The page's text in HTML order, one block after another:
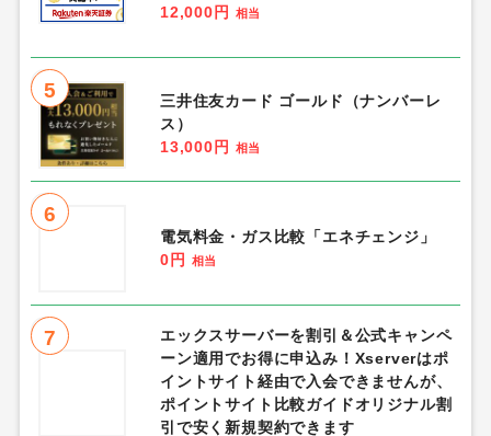
12,000円
相当
5
三井住友カード ゴールド（ナンバーレ
ス）
13,000円
相当
6
電気料金・ガス比較「エネチェンジ」
0円
相当
7
エックスサーバーを割引＆公式キャンペ
ーン適用でお得に申込み！Xserverはポ
イントサイト経由で入会できませんが、
ポイントサイト比較ガイドオリジナル割
引で安く新規契約できます